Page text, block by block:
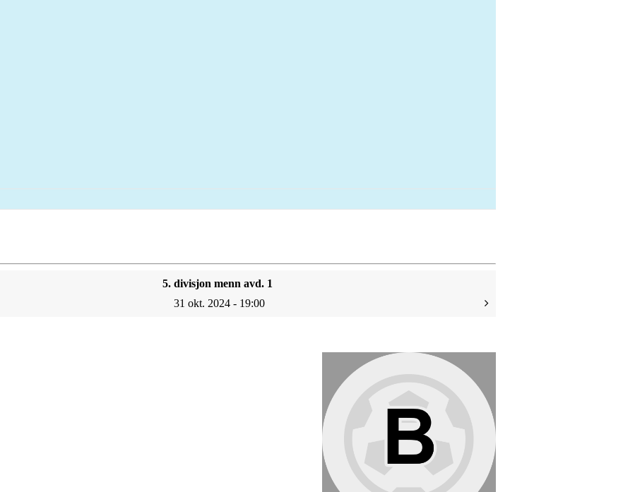
5. divisjon menn avd. 1
31 okt. 2024 - 19:00